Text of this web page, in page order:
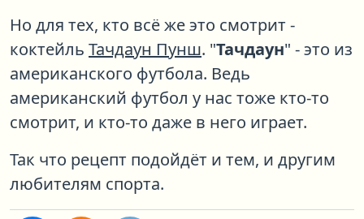
Но для тех, кто всё же это смотрит -
коктейль Тачдаун Пунш. "Тачдаун" - это из
американского футбола. Ведь
американский футбол у нас тоже кто-то
смотрит, и кто-то даже в него играет.
Так что рецепт подойдёт и тем, и другим
любителям спорта.